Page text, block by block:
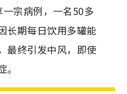
宗病例，一名50多
长期每日饮用多罐能
最终引发中风，即使